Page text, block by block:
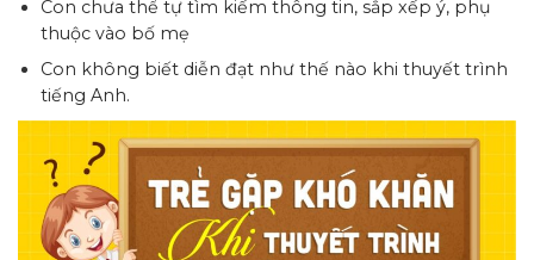
Con chưa thể tự tìm kiếm thông tin, sắp xếp ý, phụ
thuộc vào bố mẹ
Con không biết diễn đạt như thế nào khi thuyết trình
tiếng Anh.